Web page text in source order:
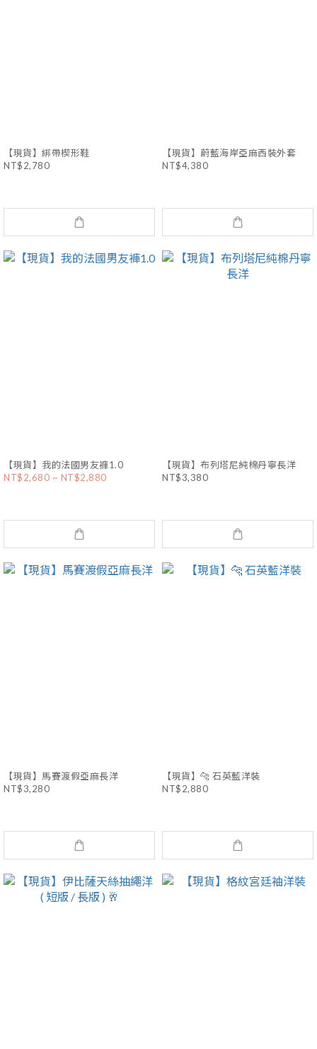
【現貨】綁帶楔形鞋
NT$2,780
【現貨】蔚藍海岸亞麻西裝外套
NT$4,380
【現貨】我的法國男友褲1.0
NT$2,680 ~ NT$2,880
【現貨】布列塔尼純棉丹寧長洋
NT$3,380
【現貨】馬賽渡假亞麻長洋
NT$3,280
【現貨】🐆 石英藍洋裝
NT$2,880